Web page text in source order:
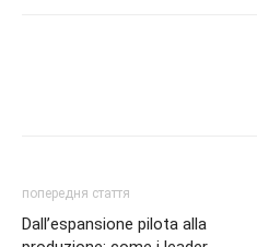
попередня стаття
Dall’espansione pilota alla